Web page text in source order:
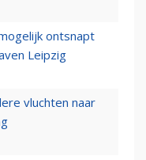
ontsnapt
Leipzig
vluchten naar